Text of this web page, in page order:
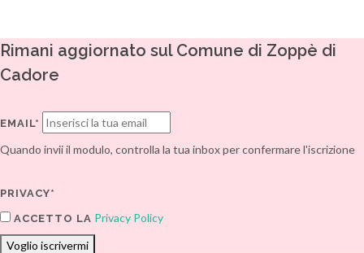
Rimani aggiornato sul Comune di Zoppè di
Cadore
EMAIL*
Quando invii il modulo, controlla la tua inbox per confermare l'iscrizione
PRIVACY*
ACCETTO LA Privacy Policy
Voglio iscrivermi